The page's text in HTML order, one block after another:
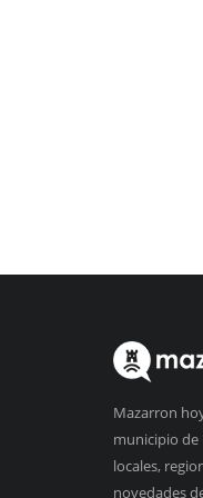
Mazarron
municipio de
locales,
novedades